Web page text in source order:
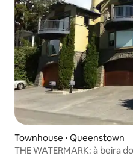
Townhouse ⋅ Queenstown
THE WATERMARK: à beira